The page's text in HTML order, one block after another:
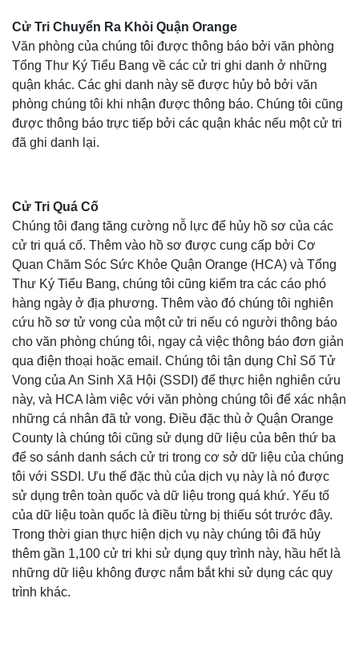
Cử Tri Chuyển Ra Khỏi Quận Orange
Văn phòng của chúng tôi được thông báo bởi văn phòng
Tổng Thư Ký Tiểu Bang về các cử tri ghi danh ở những
quận khác. Các ghi danh này sẽ được hủy bỏ bởi văn
phòng chúng tôi khi nhận được thông báo. Chúng tôi cũng
được thông báo trực tiếp bởi các quận khác nếu một cử tri
đã ghi danh lại.
Cử Tri Quá Cố
Chúng tôi đang tăng cường nỗ lực để hủy hồ sơ của các
cử tri quá cố. Thêm vào hồ sơ được cung cấp bởi Cơ
Quan Chăm Sóc Sức Khỏe Quận Orange (HCA) và Tổng
Thư Ký Tiểu Bang, chúng tôi cũng kiểm tra các cáo phó
hàng ngày ở địa phương. Thêm vào đó chúng tôi nghiên
cứu hồ sơ tử vong của một cử tri nếu có người thông báo
cho văn phòng chúng tôi, ngay cả việc thông báo đơn giản
qua điện thoại hoặc email. Chúng tôi tận dụng Chỉ Số Tử
Vong của An Sinh Xã Hội (SSDI) để thực hiện nghiên cứu
này, và HCA làm việc với văn phòng chúng tôi để xác nhận
những cá nhân đã tử vong. Điều đặc thù ở Quận Orange
County là chúng tôi cũng sử dụng dữ liệu của bên thứ ba
để so sánh danh sách cử tri trong cơ sở dữ liệu của chúng
tôi với SSDI. Ưu thế đặc thù của dịch vụ này là nó được
sử dụng trên toàn quốc và dữ liệu trong quá khứ. Yếu tố
của dữ liệu toàn quốc là điều từng bị thiếu sót trước đây.
Trong thời gian thực hiện dịch vụ này chúng tôi đã hủy
thêm gần 1,100 cử tri khi sử dụng quy trình này, hầu hết là
những dữ liệu không được nắm bắt khi sử dụng các quy
trình khác.